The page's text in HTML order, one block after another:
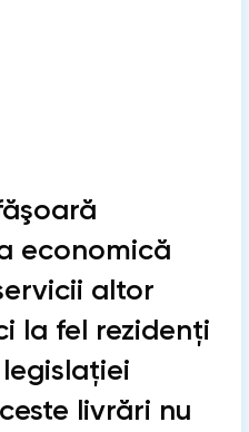
economică
altor
la fel rezidenţi
livrări nu